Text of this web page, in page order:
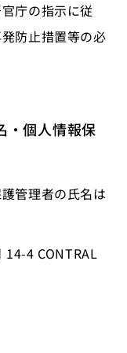
庁の指示に従
防止措置等の必
・個人情報保
管理者の氏名は
14-4 CONTRAL